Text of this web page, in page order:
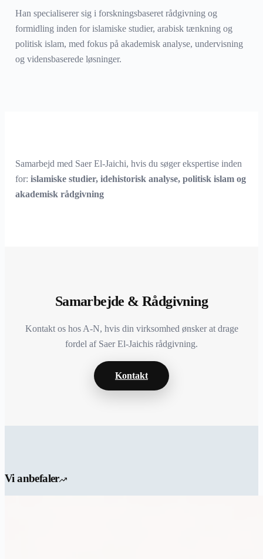
Han specialiserer sig i forskningsbaseret rådgivning og
formidling inden for islamiske studier, arabisk tænkning og
politisk islam, med fokus på akademisk analyse, undervisning
og vidensbaserede løsninger.
Samarbejd med Saer El-Jaichi, hvis du søger ekspertise inden
for: islamiske studier, idehistorisk analyse, politisk islam og
akademisk rådgivning
Samarbejde & Rådgivning
Kontakt os hos A-N, hvis din virksomhed ønsker at drage
fordel af Saer El-Jaichis rådgivning.
Kontakt
Vi anbefaler